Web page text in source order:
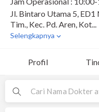
Profil